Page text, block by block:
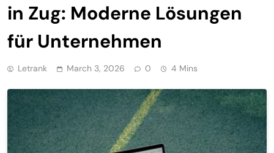
in Zug: Moderne Lösungen
für Unternehmen
Letrank March 3, 2026 0 4 Mins